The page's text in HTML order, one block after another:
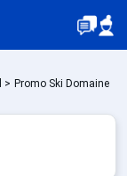
> Promo Ski Domaine